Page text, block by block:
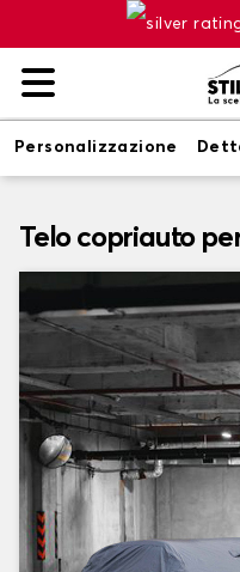
Personalizzazione
Telo copriauto